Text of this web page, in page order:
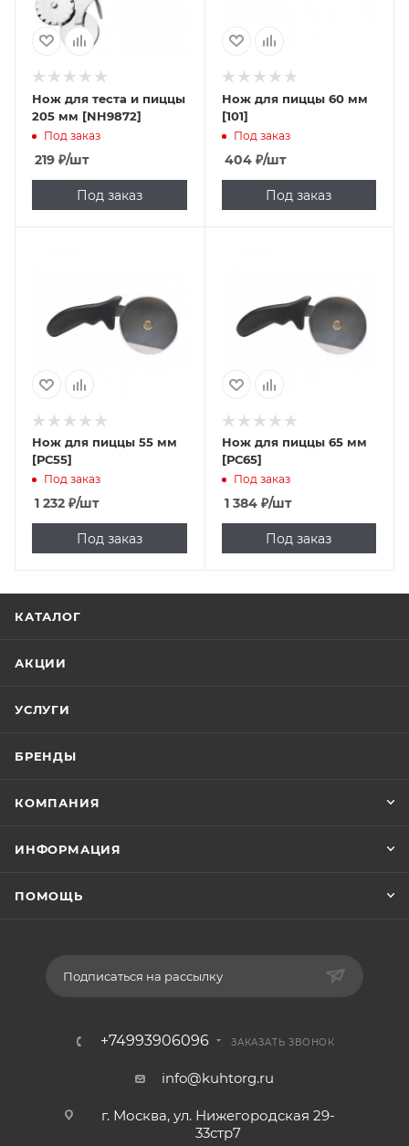
Нож для теста и пиццы
205 мм [NH9872]
Под заказ
219 ₽/шт
Под заказ
Нож для пиццы 60 мм
[101]
Под заказ
404₽/шт
Под заказ
Нож для пиццы 55 мм
[РС55]
Под заказ
1 232 ₽/шт
Под заказ
Нож для пиццы 65 мм
[РС65]
Под заказ
1 384₽/шт
Под заказ
КАТАЛОГ
АКЦИИ
УСЛУГИ
БРЕНДЫ
КОМПАНИЯ
ИНФОРМАЦИЯ
ПОМОЩЬ
Подписаться на рассылку
+74993906096 ЗАКАЗАТЬ ЗВОНОК
info@kuhtorg.ru
г. Москва, ул. Нижегородская 29-
33стр7